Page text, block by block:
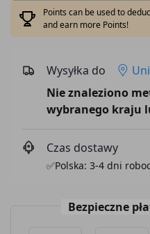
Points can be used to
and earn more Points!
Wysyłka do
Nie znaleziono
wybranego kraju
Czas dostawy
✅Polska: 3-4 dni
Bezpieczne